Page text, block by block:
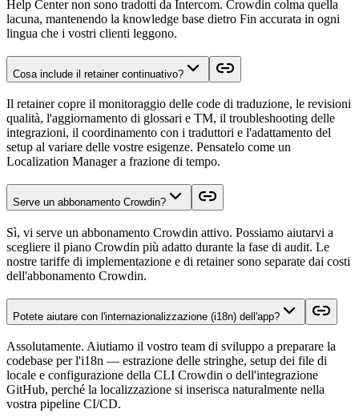
Help Center non sono tradotti da Intercom. Crowdin colma quella
lacuna, mantenendo la knowledge base dietro Fin accurata in ogni
lingua che i vostri clienti leggono.
Cosa include il retainer continuativo?
Il retainer copre il monitoraggio delle code di traduzione, le revisioni
qualità, l'aggiornamento di glossari e TM, il troubleshooting delle
integrazioni, il coordinamento con i traduttori e l'adattamento del
setup al variare delle vostre esigenze. Pensatelo come un
Localization Manager a frazione di tempo.
Serve un abbonamento Crowdin?
Sì, vi serve un abbonamento Crowdin attivo. Possiamo aiutarvi a
scegliere il piano Crowdin più adatto durante la fase di audit. Le
nostre tariffe di implementazione e di retainer sono separate dai costi
dell'abbonamento Crowdin.
Potete aiutare con l'internazionalizzazione (i18n) dell'app?
Assolutamente. Aiutiamo il vostro team di sviluppo a preparare la
codebase per l'i18n — estrazione delle stringhe, setup dei file di
locale e configurazione della CLI Crowdin o dell'integrazione
GitHub, perché la localizzazione si inserisca naturalmente nella
vostra pipeline CI/CD.